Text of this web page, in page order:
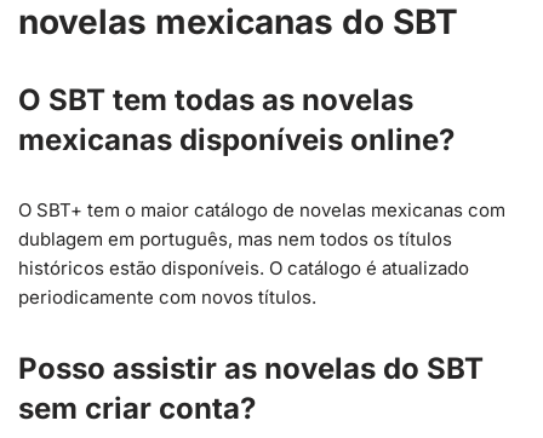
novelas mexicanas do SBT
O SBT tem todas as novelas
mexicanas disponíveis online?
O SBT+ tem o maior catálogo de novelas mexicanas com
dublagem em português, mas nem todos os títulos
históricos estão disponíveis. O catálogo é atualizado
periodicamente com novos títulos.
Posso assistir as novelas do SBT
sem criar conta?